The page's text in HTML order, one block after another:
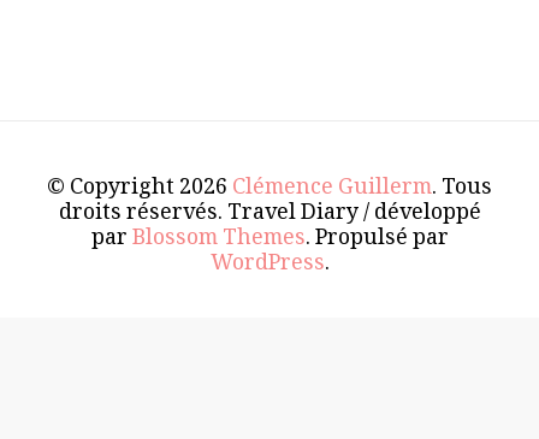
© Copyright 2026 Clémence Guillerm. Tous
droits réservés. Travel Diary / développé
parBlossom Themes. Propulsé par
WordPress.